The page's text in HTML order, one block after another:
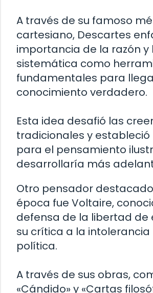
A través de su famoso
cartesiano, Descartes
importancia de la razón y
sistemática como
fundamentales para
conocimiento verdadero.
Esta idea desafió las
tradicionales y estableció
para el pensamiento
desarrollaría más
Otro pensador
época fue Voltaire,
defensa de la libertad de
su crítica a la intolerancia
política.
A través de sus obras,
«Cándido» y «Cartas